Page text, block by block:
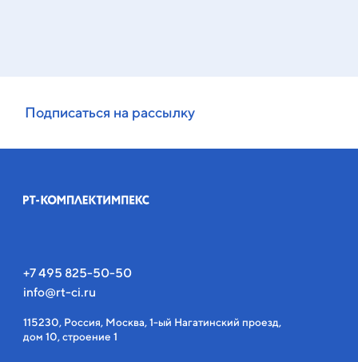
Подписаться на рассылку
+7 495 825-50-50
info@rt-ci.ru
115230, Россия, Москва, 1-ый Нагатинский проезд,
дом 10, строение 1